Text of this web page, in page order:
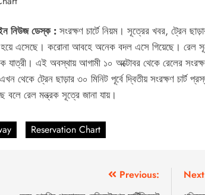
নিউজ ডেস্ক : সংরক্ষণ চার্টে নিয়ম। সূত্রের খবর, ট্রেন
এসেছে। করোনা আবহে অনেক বদল এসে গিয়েছে। রেল
যাত্রী। এই অবস্থায় আগামী ১০ অক্টোবর থেকে রেলের
থেকে ট্রেন ছাড়ার ৩০ মিনিট পূর্বে দ্বিতীয় সংরক্ষণ চার্ট
বলে রেল মন্ত্রক সূত্রে জানা যায়।
Reservation Chart
Previous: